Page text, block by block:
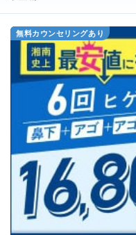
無料カウンセリングあり